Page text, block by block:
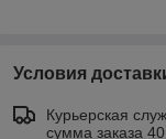
Условия
Курьерская
сумма заказа